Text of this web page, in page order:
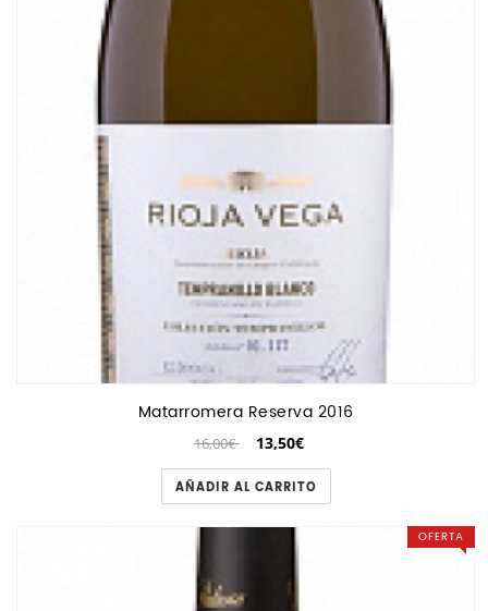
Matarromera Reserva 2016
16,00€ 13,50€
AÑADIR AL CARRITO
OFERTA